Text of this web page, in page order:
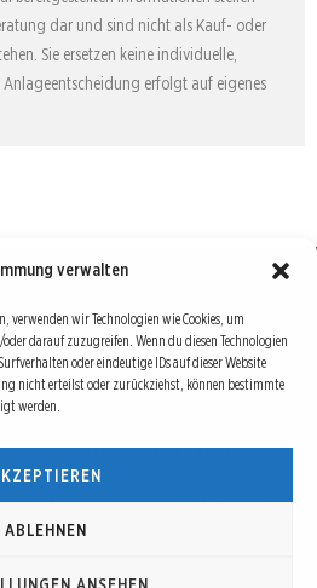
verwalten
verwenden wir Technologien wie Cookies, um
darauf zuzugreifen. Wenn du diesen Technologien
oder eindeutige IDs auf dieser Website
nicht erteilst oder zurückziehst, können bestimmte
werden.
ABLEHNEN
dar und sind nicht als Kauf- oder
Sie ersetzen keine individuelle,
erfolgt auf eigenes
global
vor allem drei Dinge: Verlässliche Informationen,
Informationsquellen. Diese drei Bausteine sind
Global.
erfahrenen Finanzjournalisten, die zum Teil schon
leben und mit diesem Internetprojekt
Angebot machen wollen, sich über spannende
Risiken von Börsen-Investments zu informieren.